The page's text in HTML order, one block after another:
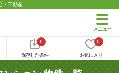
・不動産
0
保存した条件
0
お気に入り